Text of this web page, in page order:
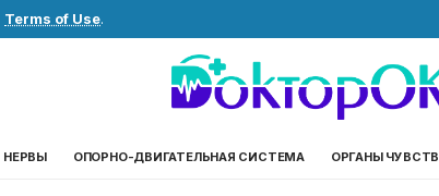
Terms of Use.
НЕРВЫ ОПОРНО-ДВИГАТЕЛЬНАЯ СИСТЕМА ОРГАНЫ ЧУВСТВ